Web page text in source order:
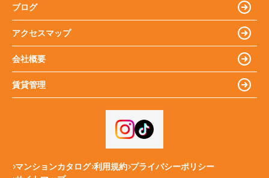
ブログ
アクセスマップ
会社概要
賃貸管理
マンションカタログ 利用規約 プライバシーポリシー